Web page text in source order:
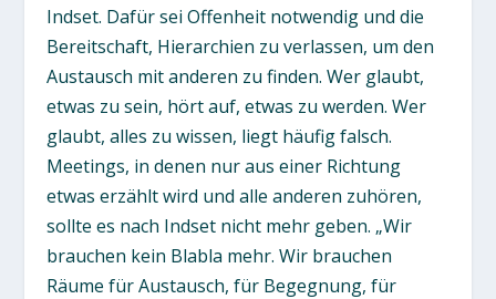
Indset. Dafür sei Offenheit notwendig und die
Bereitschaft, Hierarchien zu verlassen, um den
Austausch mit anderen zu finden. Wer glaubt,
etwas zu sein, hört auf, etwas zu werden. Wer
glaubt, alles zu wissen, liegt häufig falsch.
Meetings, in denen nur aus einer Richtung
etwas erzählt wird und alle anderen zuhören,
sollte es nach Indset nicht mehr geben. „Wir
brauchen kein Blabla mehr. Wir brauchen
Räume für Austausch, für Begegnung, für